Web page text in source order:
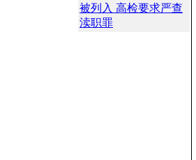
被列入 高检要求严查
渎职罪